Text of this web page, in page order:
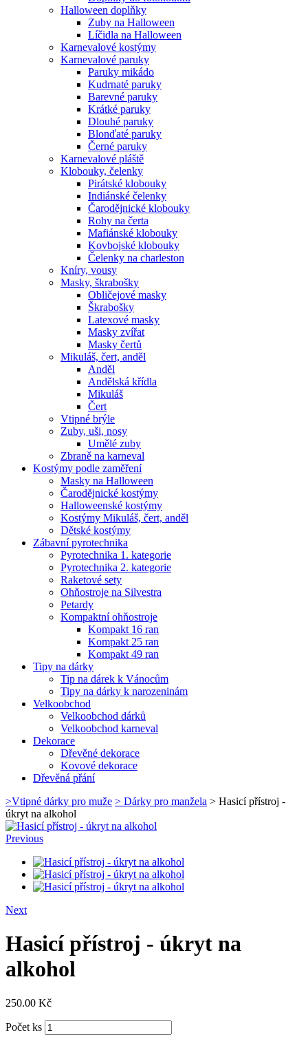
Halloween doplňky
Zuby na Halloween
Líčidla na Halloween
Karnevalové kostýmy
Karnevalové paruky
Paruky mikádo
Kudrnaté paruky
Barevné paruky
Krátké paruky
Dlouhé paruky
Blonďaté paruky
Černé paruky
Karnevalové pláště
Klobouky, čelenky
Pirátské klobouky
Indiánské čelenky
Čarodějnické klobouky
Rohy na čerta
Mafiánské klobouky
Kovbojské klobouky
Čelenky na charleston
Kníry, vousy
Masky, škrabošky
Obličejové masky
Škrabošky
Latexové masky
Masky zvířat
Masky čertů
Mikuláš, čert, anděl
Anděl
Andělská křídla
Mikuláš
Čert
Vtipné brýle
Zuby, uši, nosy
Umělé zuby
Zbraně na karneval
Kostýmy podle zaměření
Masky na Halloween
Čarodějnické kostýmy
Halloweenské kostýmy
Kostýmy Mikuláš, čert, anděl
Dětské kostýmy
Zábavní pyrotechnika
Pyrotechnika 1. kategorie
Pyrotechnika 2. kategorie
Raketové sety
Ohňostroje na Silvestra
Petardy
Kompaktní ohňostroje
Kompakt 16 ran
Kompakt 25 ran
Kompakt 49 ran
Tipy na dárky
Tip na dárek k Vánocům
Tipy na dárky k narozeninám
Velkoobchod
Velkoobchod dárků
Velkoobchod karneval
Dekorace
Dřevěné dekorace
Kovové dekorace
Dřevěná přání
>Vtipné dárky pro muže > Dárky pro manžela > Hasicí přístroj -
úkryt na alkohol
Previous
Next
Hasicí přístroj - úkryt na
alkohol
250.00 Kč
Počet ks